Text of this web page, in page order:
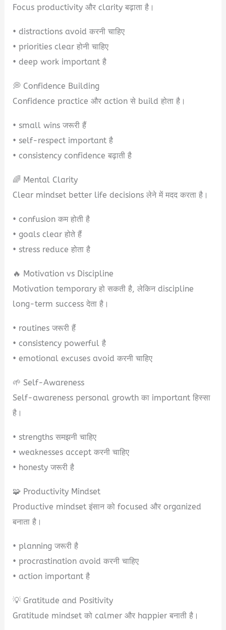
Focus productivity और clarity बढ़ाता है।
• distractions avoid करनी चाहिए
• priorities clear होनी चाहिए
• deep work important है
💭 Confidence Building
Confidence practice और action से build होता है।
• small wins जरूरी हैं
• self-respect important है
• consistency confidence बढ़ाती है
🌈 Mental Clarity
Clear mindset better life decisions लेने में मदद करता है।
• confusion कम होती है
• goals clear होते हैं
• stress reduce होता है
🔥 Motivation vs Discipline
Motivation temporary हो सकती है, लेकिन discipline
long-term success देता है।
• routines जरूरी हैं
• consistency powerful है
• emotional excuses avoid करनी चाहिए
🌱 Self-Awareness
Self-awareness personal growth का important हिस्सा
है।
• strengths समझनी चाहिए
• weaknesses accept करनी चाहिए
• honesty जरूरी है
🧩 Productivity Mindset
Productive mindset इंसान को focused और organized
बनाता है।
• planning जरूरी है
• procrastination avoid करनी चाहिए
• action important है
💡 Gratitude and Positivity
Gratitude mindset को calmer और happier बनाती है।